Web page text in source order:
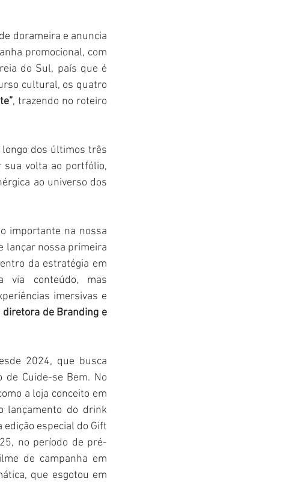
dorameira e anuncia
promocional, com
do Sul, país que é
cultural, os quatro
, trazendo no roteiro
longo dos últimos três
sua volta ao portfólio,
ao universo dos
importante na nossa
lançar nossa primeira
da estratégia em
via conteúdo, mas
imersivas e
diretora de Branding e
2024, que busca
de Cuide-se Bem. No
a loja conceito em
lançamento do drink
especial do Gift
no período de pré-
de campanha em
que esgotou em